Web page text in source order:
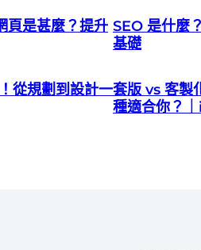
頁是甚麼？提升 SEO 是什麼
基礎
從規劃到設計一套版 vs 客製
種適合你？